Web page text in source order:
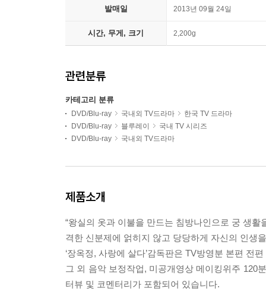
발매일 2013년 09월 24일
시간, 무게, 크기 2,200g
관련분류
카테고리 분류
DVD/Blu-ray 국내외 TV드라마
한국 TV 드라마
DVD/Blu-ray
블루레이
국내 TV 시리즈
DVD/Blu-ray
국내외 TV드라마
제품소개
“왕실의 옷과 이불을 만드는 침방나인으로 궁 생
격한 신분제에 얽히지 않고 당당하게 자신의 인생
‘장옥정, 사랑에 살다’감독판은 TV방영분 본편 전
그 외 음악 보정작업, 미공개영상 메이킹위주 120
터뷰 및 코멘터리가 포함되어 있습니다.